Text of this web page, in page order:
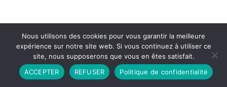
Partenariat Contact
Politique de Confidentialité
CGU
Copyright © 2026 - Propulsé par DIEUDUDIABLE
Nous utilisons des cookies pour vous garantir la meilleure
expérience sur notre site web. Si vous continuez à utiliser ce
site, nous supposerons que vous en êtes satisfait.
ACCEPTER
REFUSER Politique de confidentialité